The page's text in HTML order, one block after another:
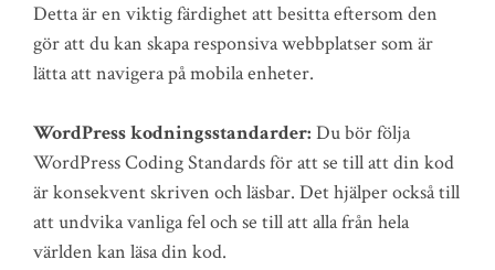
Detta är en viktig färdighet att besitta eftersom den
gör att du kan skapa responsiva webbplatser som är
lätta att navigera på mobila enheter.
WordPress kodningsstandarder: Du bör följa
WordPress Coding Standards för att se till att din kod
är konsekvent skriven och läsbar. Det hjälper också till
att undvika vanliga fel och se till att alla från hela
världen kan läsa din kod.